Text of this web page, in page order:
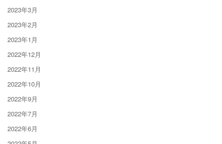
2023年3月
2023年2月
2023年1月
2022年12月
2022年11月
2022年10月
2022年9月
2022年7月
2022年6月